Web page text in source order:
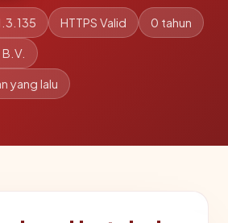
HTTPS Valid 0 tahun
yang lalu